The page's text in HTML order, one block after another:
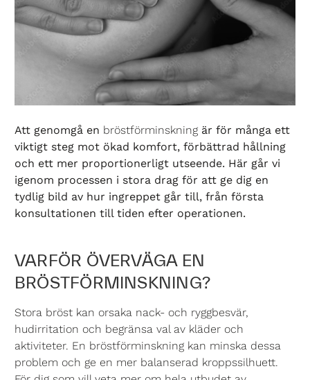
Att genomgå en bröstförminskning är för många ett
viktigt steg mot ökad komfort, förbättrad hållning
och ett mer proportionerligt utseende. Här går vi
igenom processen i stora drag för att ge dig en
tydlig bild av hur ingreppet går till, från första
konsultationen till tiden efter operationen.
VARFÖR ÖVERVÄGA EN
BRÖSTFÖRMINSKNING?
Stora bröst kan orsaka nack- och ryggbesvär,
hudirritation och begränsa val av kläder och
aktiviteter. En bröstförminskning kan minska dessa
problem och ge en mer balanserad kroppssilhuett.